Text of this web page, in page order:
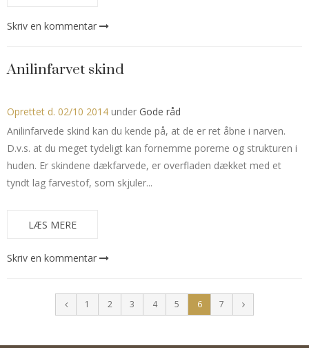
Skriv en kommentar
Anilinfarvet skind
Oprettet d. 02/10 2014 under Gode råd
Anilinfarvede skind kan du kende på, at de er ret åbne i narven.
D.v.s. at du meget tydeligt kan fornemme porerne og strukturen i
huden. Er skindene dækfarvede, er overfladen dækket med et
tyndt lag farvestof, som skjuler...
LÆS MERE
Skriv en kommentar
1 2 3 4 5 6 7